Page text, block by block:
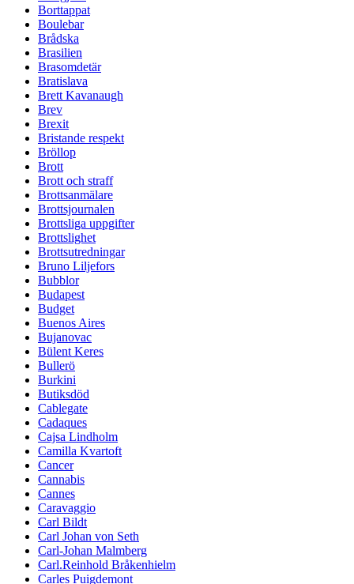
Borttappat
Boulebar
Brådska
Brasilien
Brasomdetär
Bratislava
Brett Kavanaugh
Brev
Brexit
Bristande respekt
Bröllop
Brott
Brott och straff
Brottsanmälare
Brottsjournalen
Brottsliga uppgifter
Brottslighet
Brottsutredningar
Bruno Liljefors
Bubblor
Budapest
Budget
Buenos Aires
Bujanovac
Bülent Keres
Bullerö
Burkini
Butiksdöd
Cablegate
Cadaques
Cajsa Lindholm
Camilla Kvartoft
Cancer
Cannabis
Cannes
Caravaggio
Carl Bildt
Carl Johan von Seth
Carl-Johan Malmberg
Carl.Reinhold Bråkenhielm
Carles Puigdemont